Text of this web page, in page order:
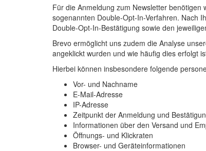
Für die Anmeldung zum Newsletter
sogenannten Double-Opt-In-Verfahren. Nach
Double-Opt-In-Bestätigung sowie den
Brevo ermöglicht uns zudem die Analyse
angeklickt wurden und wie häufig dies erfolgt
Hierbei können insbesondere folgende
Vor- und Nachname
E-Mail-Adresse
IP-Adresse
Zeitpunkt der Anmeldung und
Informationen über den Versand und
Öffnungs- und Klickraten
Browser- und Geräteinformationen